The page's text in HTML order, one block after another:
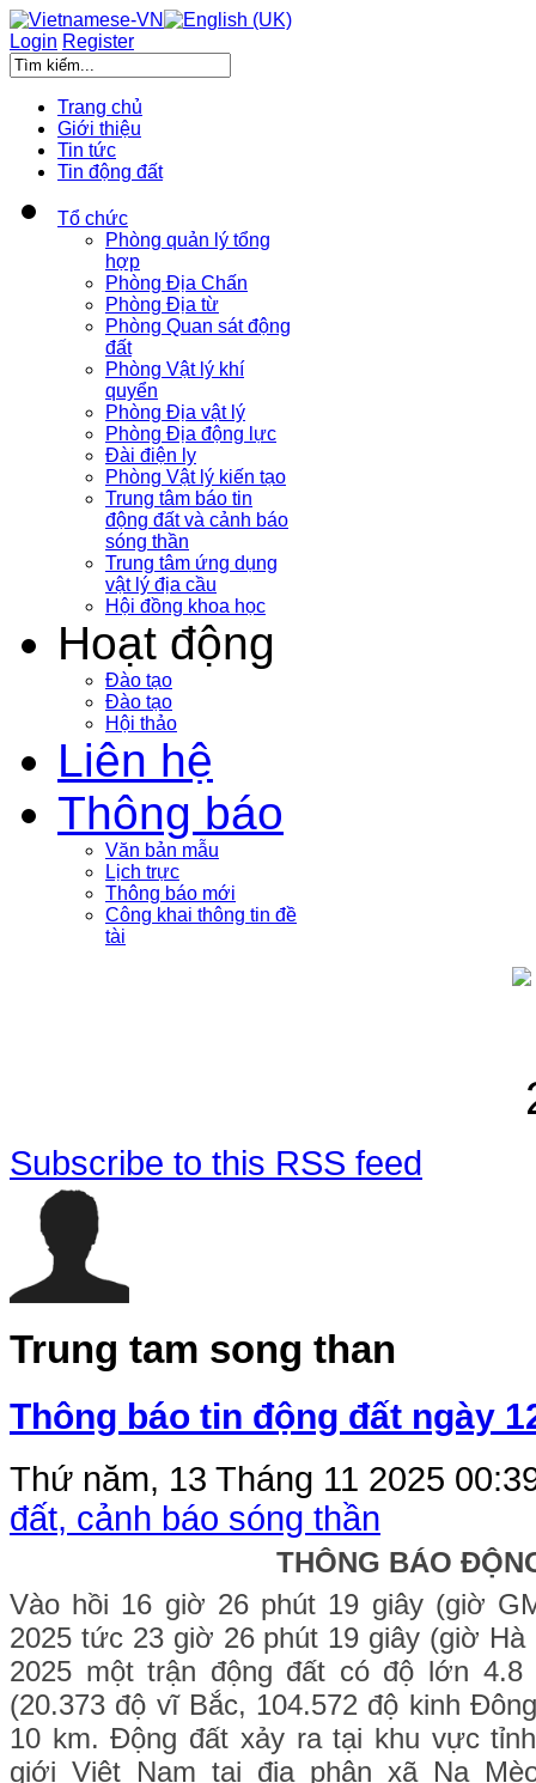
Login Register
Trang chủ
Giới thiệu
Tin tức
Tin động đất
Tổ chức
Phòng quản lý tổng
hợp
Phòng Địa Chấn
Phòng Địa từ
Phòng Quan sát động
đất
Phòng Vật lý khí
quyển
Phòng Địa vật lý
Phòng Địa động lực
Đài điện ly
Phòng Vật lý kiến tạo
Trung tâm báo tin
động đất và cảnh báo
sóng thần
Trung tâm ứng dụng
vật lý địa cầu
Hội đồng khoa học
Hoạt động
Đào tạo
Đào tạo
Hội thảo
Liên hệ
Thông báo
Văn bản mẫu
Lịch trực
Thông báo mới
Công khai thông tin đề
tài
Subscribe to this RSS feed
Trung tam song than
Thông báo tin động đất ngày
Thứ năm, 13 Tháng 11 2025
đất, cảnh báo sóng thần
THÔNG BÁO
Vào hồi 16 giờ 26 phút 19 giây (giờ
2025 tức 23 giờ 26 phút 19 giây (giờ Hà
2025 một trận động đất có độ lớn
(20.373 độ vĩ Bắc, 104.572 độ kinh
10 km. Động đất xảy ra tại khu vực
giới Việt Nam tại địa phận xã Na